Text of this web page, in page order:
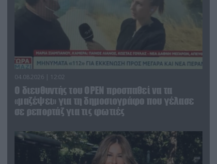
04.08.2026 | 12:02
O διευθυντής του OPEN προσπαθεί να τα
«μαζέψει» για τη δημοσιογράφο που γέλασε
σε ρεπορτάζ για τις φωτιές